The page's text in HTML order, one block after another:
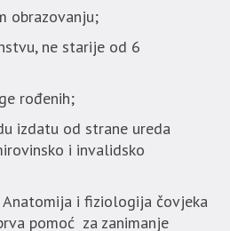
obrazovanju;
ne starije od 6
rođenih;
izdatu od strane ureda
i invalidsko
i fiziologija čovjeka
pomoć za zanimanje